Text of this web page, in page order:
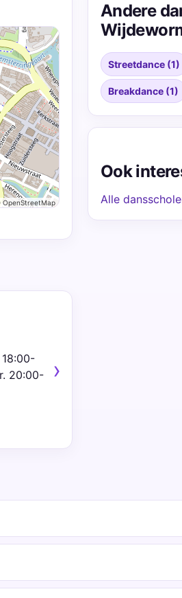
20:00-
Andere
Streetdance (1)
Breakdance (1)
Ook
Alle